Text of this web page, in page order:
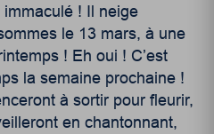
! Il neige
le 13 mars, à une
! Eh oui ! C’est
la semaine prochaine !
à sortir pour fleurir,
en chantonnant,